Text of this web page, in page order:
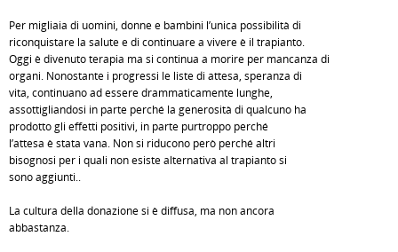
Per migliaia di uomini, donne e bambini l’unica possibilità di
riconquistare la salute e di continuare a vivere è il trapianto.
Oggi è divenuto terapia ma si continua a morire per mancanza di
organi. Nonostante i progressi le liste di attesa, speranza di
vita, continuano ad essere drammaticamente lunghe,
assottigliandosi in parte perché la generosità di qualcuno ha
prodotto gli effetti positivi, in parte purtroppo perché
l’attesa è stata vana. Non si riducono però perché altri
bisognosi per i quali non esiste alternativa al trapianto si
sono aggiunti..
La cultura della donazione si è diffusa, ma non ancora
abbastanza.